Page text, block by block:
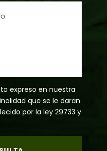
expreso en nuestra
que se le daran
por la ley 29733 y